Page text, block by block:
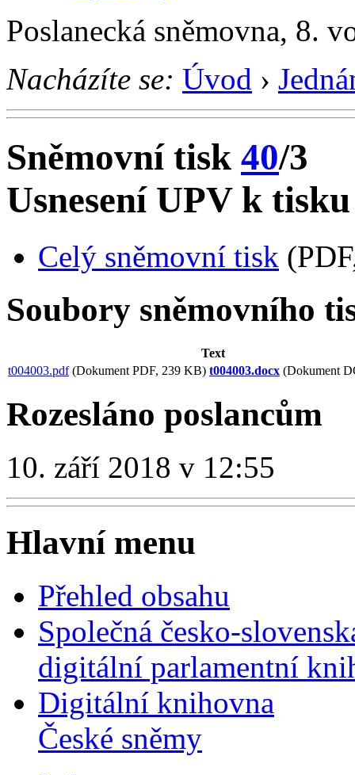
Poslanecká sněmovna, 8.
Nacházíte se: Úvod ›
Sněmovní tisk 40/3
Usnesení UPV k
Celý sněmovní tisk
Soubory sněmovního
Text
t004003.pdf(Dokument PDF, 239 KB) t004003.docx (Dokument
Rozesláno poslancům
10. září 2018 v 12:55
Hlavní menu
Přehled obsahu
Společná česko-
digitální parlamentní
Digitální knihovna
České sněmy